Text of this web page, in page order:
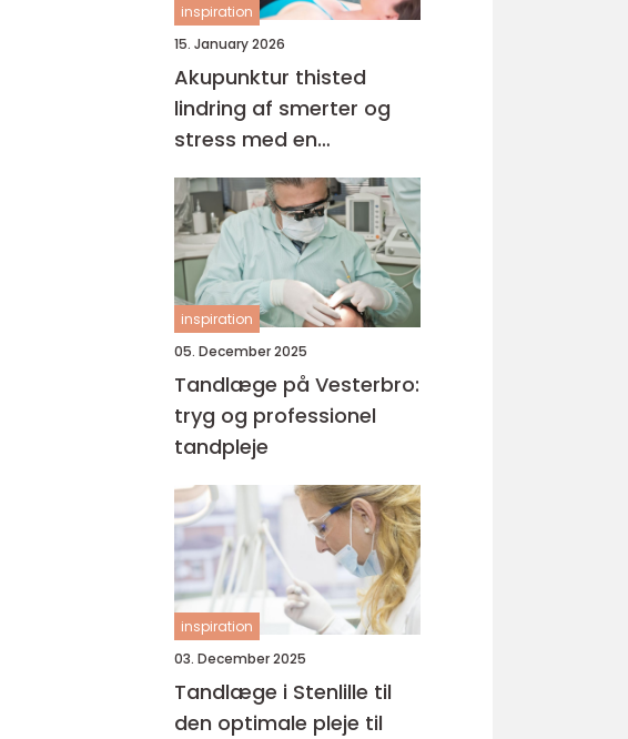
inspiration
15. January 2026
Akupunktur thisted
lindring af smerter og
stress med en
helhedsorienteret
tilgang
inspiration
05. December 2025
Tandlæge på Vesterbro:
tryg og professionel
tandpleje
inspiration
03. December 2025
Tandlæge i Stenlille til
den optimale pleje til